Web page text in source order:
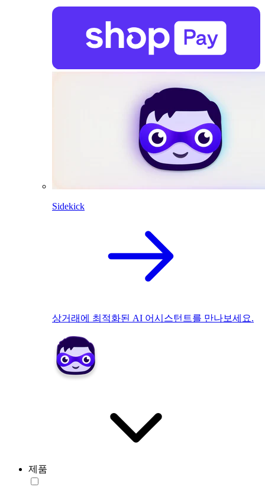
Sidekick
상거래에 최적화된 AI 어시스턴트를 만나보세요.
제품